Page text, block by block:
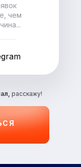
расскажу!
чем